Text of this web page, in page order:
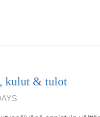
kulut & tulot